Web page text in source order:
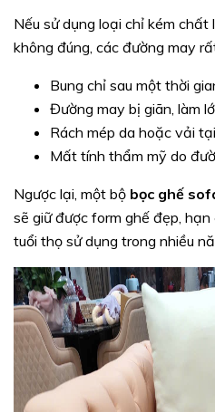
Nếu sử dụng loại chỉ kém
không đúng, các đường may
Bung chỉ sau một thời
Đường may bị giãn, làm
Rách mép da hoặc vải
Mất tính thẩm mỹ do
Ngược lại, một bộ bọc ghế
sẽ giữ được form ghế đẹp,
tuổi thọ sử dụng trong nhiều